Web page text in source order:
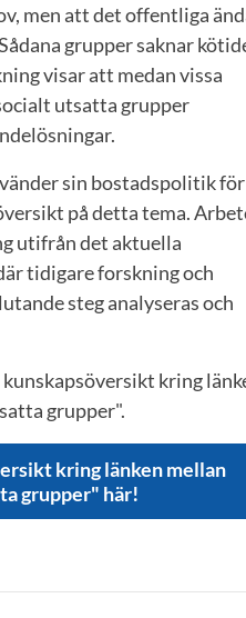
men att det offentliga
grupper saknar
visar att medan vissa
utsatta grupper
sin bostadspolitik för
på detta tema.
utifrån det aktuella
tidigare forskning och
steg analyseras och
kring
grupper".
kring länken mellan
grupper" här!